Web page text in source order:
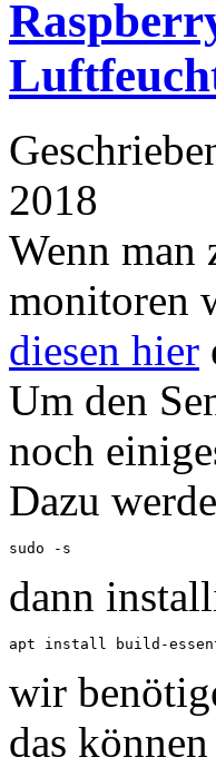
2018
Wenn man
monitoren
diesen hier
Um den
noch
Dazu
sudo -s
dann
apt install build-
wir
das